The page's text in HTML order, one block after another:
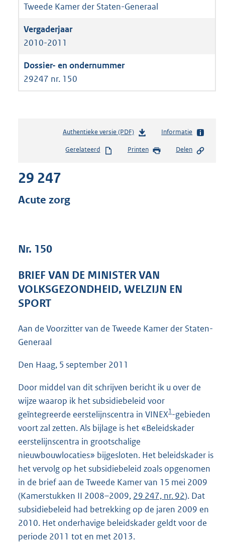
Tweede Kamer der Staten-Generaal
2010-2011
29247 nr. 150
Authentieke versie (PDF)b
s
e
:
b
Informatie
Gerelateerd Printen Delen
29 247
Acute zorg
Nr. 150
BRIEF VAN DE MINISTER VAN
VOLKSGEZONDHEID, WELZIJN EN
SPORT
Aan de Voorzitter van de Tweede Kamer der Staten-
Generaal
Den Haag, 5 september 2011
Door middel van dit schrijven bericht ik u over de
wijze waarop ik het subsidiebeleid voor
geïntegreerde eerstelijnscentra in VINEX1-gebieden
voort zal zetten. Als bijlage is het «Beleidskader
eerstelijnscentra in grootschalige
nieuwbouwlocaties» bijgesloten. Het beleidskader is
het vervolg op het subsidiebeleid zoals opgenomen
in de brief aan de Tweede Kamer van 15 mei 2009
(Kamerstukken II 2008–2009, 29 247, nr. 92). Dat
subsidiebeleid had betrekking op de jaren 2009 en
2010. Het onderhavige beleidskader geldt voor de
periode 2011 tot en met 2013.